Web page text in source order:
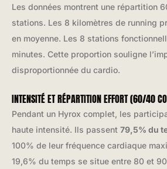
Les données montrent une répartition
stations. Les 8 kilomètres de running
en moyenne. Les 8 stations
minutes. Cette proportion souligne
disproportionnée du cardio.
INTENSITÉ ET RÉPARTITION EFFORT (60/40
Pendant un Hyrox complet, les
haute intensité. Ils passent 79,5% du
100% de leur fréquence cardiaque
19,6% du temps se situe entre 80 et